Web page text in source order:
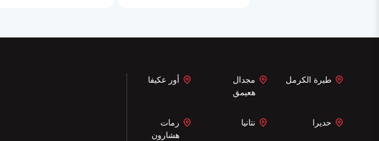
طيرة الكرمل
مجدال
هعيمق
أور عكيفا
حديرا نتانيا
رمات
هشارون